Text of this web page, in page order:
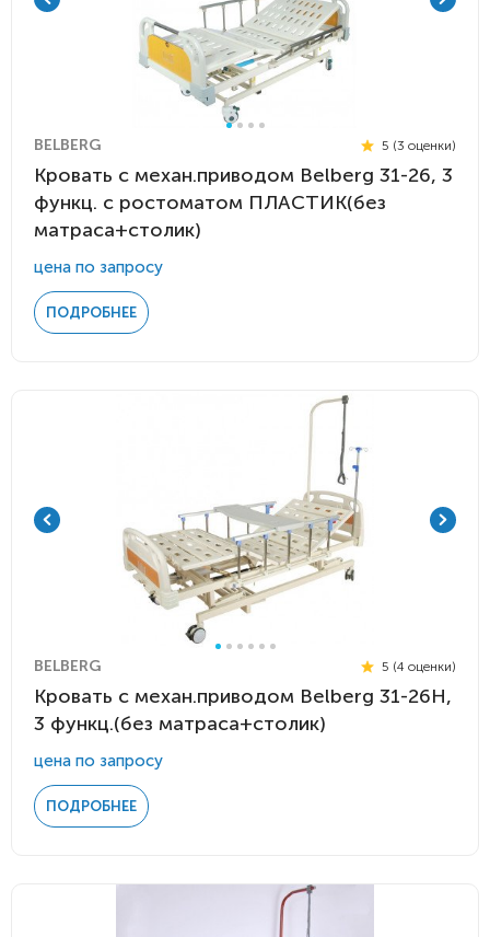
BELBERG 5 (3 оценки)
Кровать с механ.приводом Belberg 31-26, 3
функц. с ростоматом ПЛАСТИК(без
матраса+столик)
цена по запросу
ПОДРОБНЕЕ
BELBERG 5 (4 оценки)
Кровать с механ.приводом Belberg 31-26H,
3 функц.(без матраса+столик)
цена по запросу
ПОДРОБНЕЕ